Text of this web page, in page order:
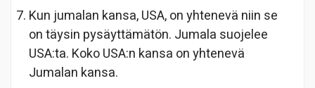
Kun jumalan kansa, USA, on yhtenevä niin se
on täysin pysäyttämätön. Jumala suojelee
USA:ta. Koko USA:n kansa on yhtenevä
Jumalan kansa.